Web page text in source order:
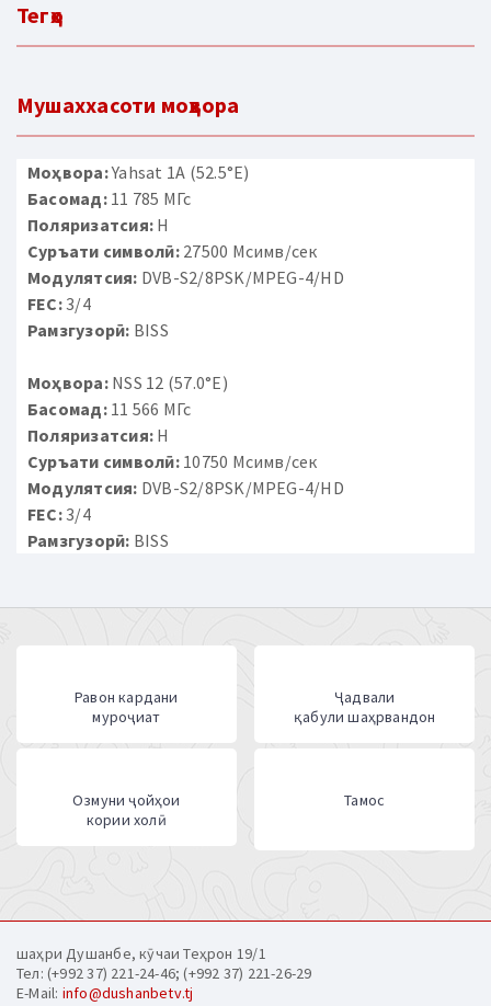
Тегҳо
Мушаххасоти моҳвора
Моҳвора:Yahsat 1A (52.5°E)
Басомад:11 785 МГс
Поляризатсия: H
Суръати символӣ:27500 Мсимв/сек
Модулятсия: DVB-S2/8PSK/MPEG-4/HD
FEC:3/4
Рамзгузорӣ: BISS
Моҳвора:NSS 12 (57.0°E)
Басомад:11 566 МГс
Поляризатсия: H
Суръати символӣ:10750 Мсимв/сек
Модулятсия: DVB-S2/8PSK/MPEG-4/HD
FEC:3/4
Рамзгузорӣ: BISS
Равон кардани
муроҷиат
Ҷадвали
қабули шаҳрвандон
Озмуни ҷойҳои
кории холӣ
Тамос
шаҳри Душанбе, кӯчаи Теҳрон 19/1
Тел: (+992 37) 221-24-46; (+992 37) 221-26-29
E-Mail: info@dushanbetv.tj